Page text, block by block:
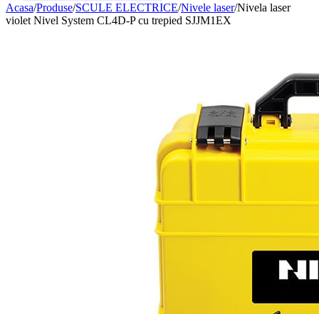
Acasa/Produse/SCULE ELECTRICE/Nivele laser/Nivela laser
violet Nivel System CL4D-P cu trepied SJJM1EX